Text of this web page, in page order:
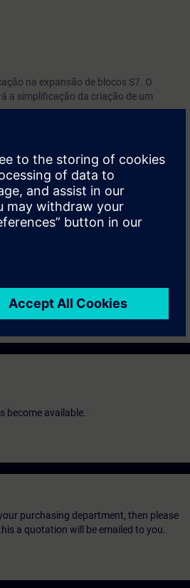
na expansão de blocos S7. O
a simplificação da criação de um
SERV2 ou ST-PRO1.
become available.
purchasing department, then please
a quotation will be emailed to you.